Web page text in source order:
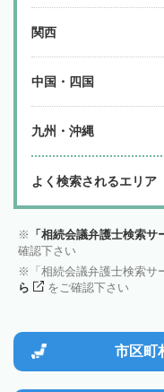
関西
中国・四国
九州・沖縄
よく検索されるエリア
「相続会議弁護士検索
確認下さい
「相続会議弁護士検索
ら
をご確認下さい
市区町